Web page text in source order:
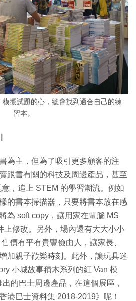
擬試題的心，總會找到適合自己的練
習本。
為主，但為了吸引更多顧客的注
跟書有關的科技及周邊產品，甚至
，追上 STEM 的學習潮流。例如
的書本掃描器，只要將書本放在感
為 soft copy，讓用家在電腦 MS
上修改。另外，場內還有大大小小
價有平有貴豐儉由人，讓家長、
加親子歡樂時刻。此外，讓玩具迷
小城故事積木系列的紅 Van 模
的巴士周邊產品，在這個展區，
港巴士資料集 2018-2019》呢！